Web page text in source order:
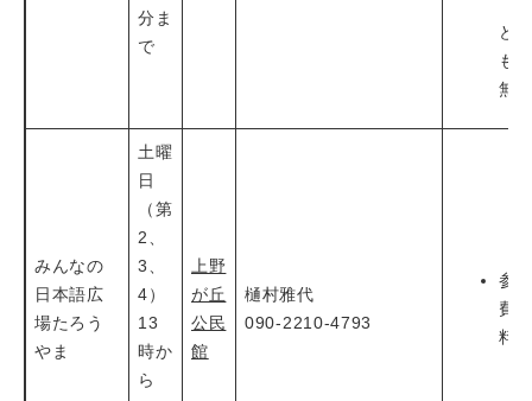
分ま
で
ど
も
無
みんなの
日本語広
場たろう
やま
土曜
日
（第
2、
3、
4）
13
時か
ら
上野
が丘
公民
館
樋村雅代
090-2210-4793
参
費
料